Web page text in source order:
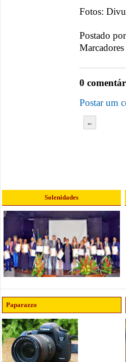
Fotos:
Postado por
Marcadores
0
Postar um
←
Solenidades
Paparazzo